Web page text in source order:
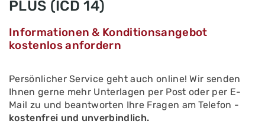
PLUS (ICD 14)
Informationen & Konditionsangebot
kostenlos anfordern
Persönlicher Service geht auch online! Wir senden
Ihnen gerne mehr Unterlagen per Post oder per E-
Mail zu und beantworten Ihre Fragen am Telefon -
kostenfrei und unverbindlich.